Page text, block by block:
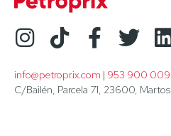
info@petroprix.com | 953 900 009
C/Bailén, Parcela 71, 23600, Martos